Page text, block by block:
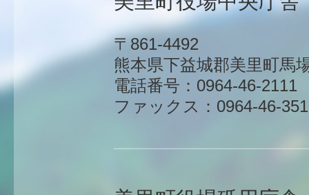
〒861-4492
熊本県下益城郡美里町馬
電話番号：0964-46-2111
ファックス：0964-46-